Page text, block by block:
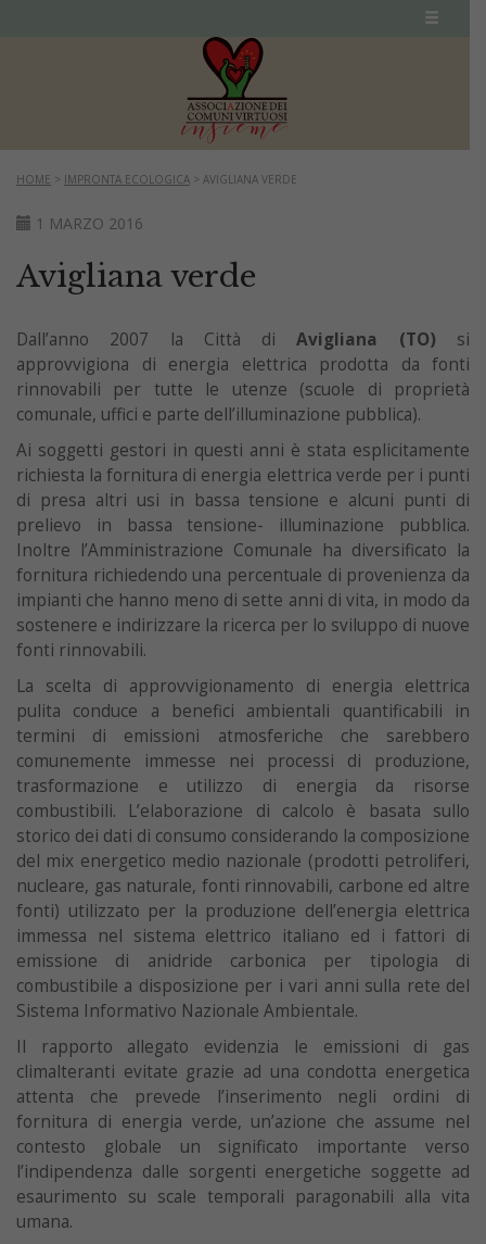
HOME > IMPRONTA ECOLOGICA > AVIGLIANA VERDE
1 MARZO 2016
Avigliana verde
Dall’anno 2007 la Città diAvigliana (TO) si
approvvigiona di energia elettrica prodotta da fonti
rinnovabili per tutte le utenze (scuole di proprietà
comunale, uffici e parte dell’illuminazione pubblica).
Ai soggetti gestori in questi anni è stata esplicitamente
richiesta la fornitura di energia elettrica verde per i punti
di presa altri usi in bassa tensione e alcuni punti di
prelievo in bassa tensione- illuminazione pubblica.
Inoltre l’Amministrazione Comunale ha diversificato la
fornitura richiedendo una percentuale di provenienza da
impianti che hanno meno di sette anni di vita, in modo da
sostenere e indirizzare la ricerca per lo sviluppo di nuove
fonti rinnovabili.
La scelta di approvvigionamento di energia elettrica
pulita conduce a benefici ambientali quantificabili in
termini di emissioni atmosferiche che sarebbero
comunemente immesse nei processi di produzione,
trasformazione e utilizzo di energia da risorse
combustibili. L’elaborazione di calcolo è basata sullo
storico dei dati di consumo considerando la composizione
del mix energetico medio nazionale (prodotti petroliferi,
nucleare, gas naturale, fonti rinnovabili, carbone ed altre
fonti) utilizzato per la produzione dell’energia elettrica
immessa nel sistema elettrico italiano ed i fattori di
emissione di anidride carbonica per tipologia di
combustibile a disposizione per i vari anni sulla rete del
Sistema Informativo Nazionale Ambientale.
Il rapporto allegato evidenzia le emissioni di gas
climalteranti evitate grazie ad una condotta energetica
attenta che prevede l’inserimento negli ordini di
fornitura di energia verde, un’azione che assume nel
contesto globale un significato importante verso
l’indipendenza dalle sorgenti energetiche soggette ad
esaurimento su scale temporali paragonabili alla vita
umana.